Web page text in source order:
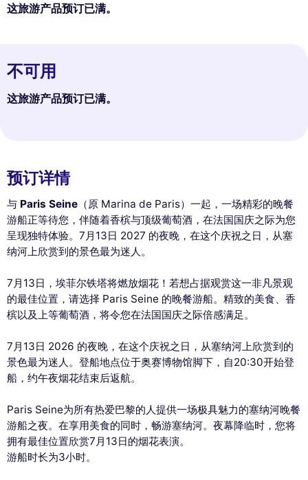
这旅游产品预订已满。
不可用
这旅游产品预订已满。
预订详情
与 Paris Seine （原 Marina de Paris）一起，一场精彩的晚餐
游船正等待您，伴随着香槟与顶级葡萄酒，在法国国庆之际为您
呈现独特体验。7月13日 2027 的夜晚，在这个庆祝之日，从塞
纳河上欣赏到的景色最为迷人。
7月13日，埃菲尔铁塔将燃放烟花！若想占据观赏这一非凡景观
的最佳位置，请选择 Paris Seine 的晚餐游船。精致的美食、香
槟以及上等葡萄酒，将令您在法国国庆之际倍感满足。
7月13日 2026 的夜晚，在这个庆祝之日，从塞纳河上欣赏到的
景色最为迷人。登船地点位于奥赛博物馆脚下，自20:30开始登
船，约午夜烟花结束后返航。
Paris Seine为所有热爱巴黎的人提供一场极具魅力的塞纳河晚餐
游船之夜。在享用美食的同时，畅游塞纳河。夜幕降临时，您将
拥有最佳位置欣赏7月13日的烟花表演。
游船时长为3小时。